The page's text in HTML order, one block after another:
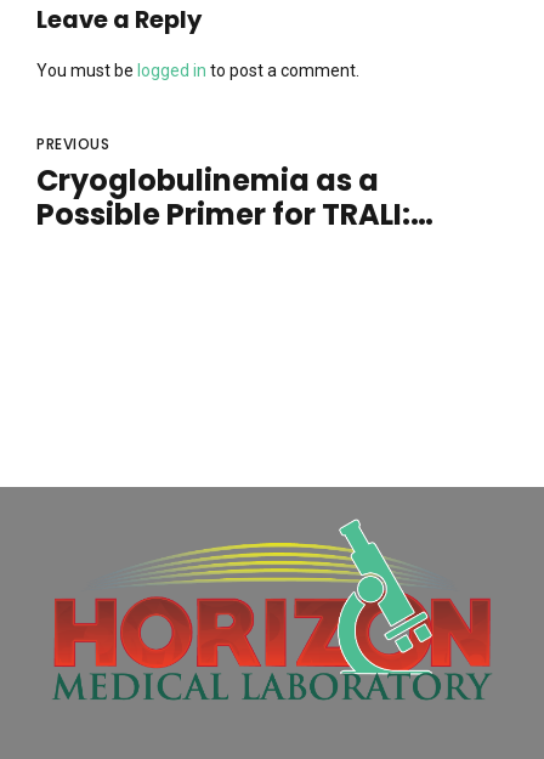
Leave a Reply
You must be logged in to post a comment.
PREVIOUS
Cryoglobulinemia as a
Possible Primer for TRALI: